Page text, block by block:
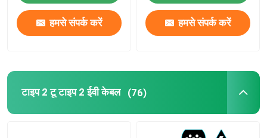
हमसे संपर्क करें हमसे संपर्क करें
टाइप 2 टू टाइप 2 ईवी केबल (76)